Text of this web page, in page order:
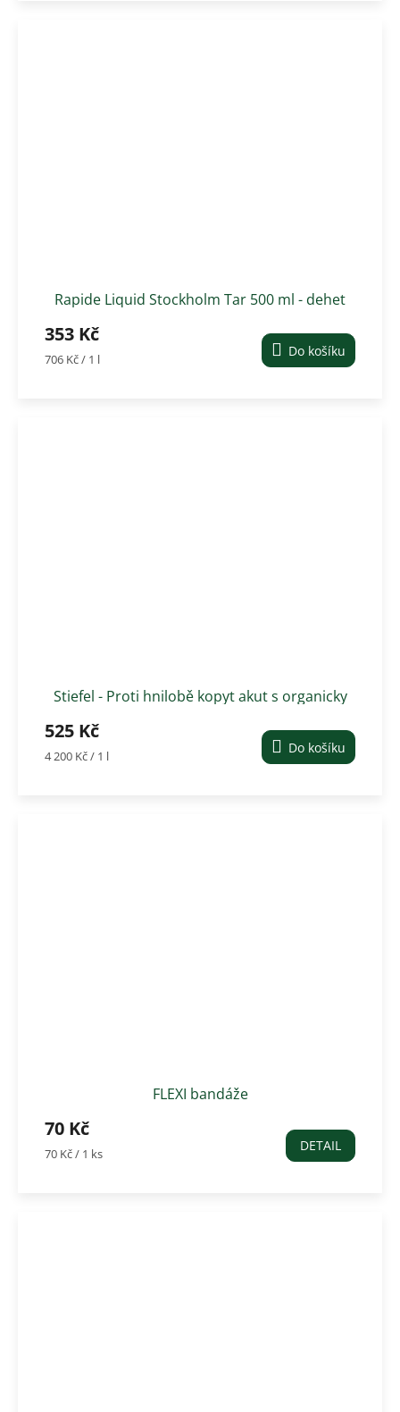
Rapide Liquid Stockholm Tar 500 ml - dehet
353 Kč
Měrná
706 Kč / 1 l Do košíku
Stiefel - Proti hnilobě kopyt akut s organicky
525 Kč
Měrná
4 200 Kč / 1 l Do košíku
FLEXI bandáže
70 Kč
Měrná
70 Kč / 1 ks DETAIL